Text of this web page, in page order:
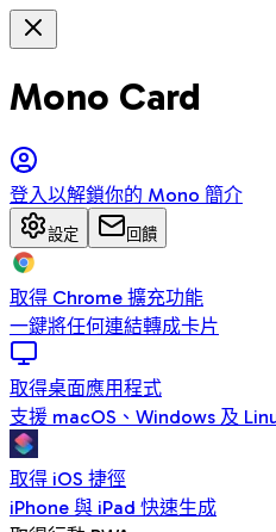
Mono Card
登入以解鎖你的 Mono 簡介
設定 回饋
取得 Chrome 擴充功能
一鍵將任何連結轉成卡片
取得桌面應用程式
支援 macOS、Windows 及
取得 iOS 捷徑
iPhone 與 iPad 快速生成